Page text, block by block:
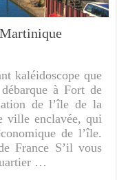
kaléidoscope que
à Fort de
de l’île de la
ville enclavée, qui
de l’île.
France S’il vous
…